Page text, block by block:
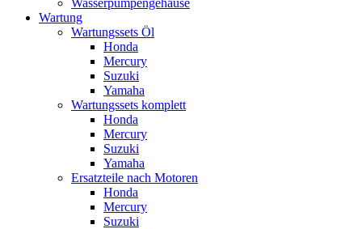
Wasserpumpengehäuse
Wartung
Wartungssets Öl
Honda
Mercury
Suzuki
Yamaha
Wartungssets komplett
Honda
Mercury
Suzuki
Yamaha
Ersatzteile nach Motoren
Honda
Mercury
Suzuki